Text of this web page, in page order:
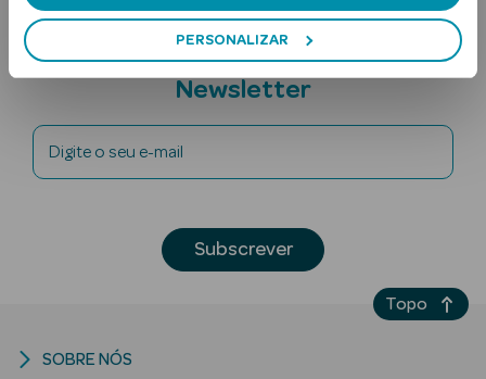
PERSONALIZAR
Subscreva a
Newsletter
Digite o seu e-mail
Subscrever
SOBRE NÓS
Topo